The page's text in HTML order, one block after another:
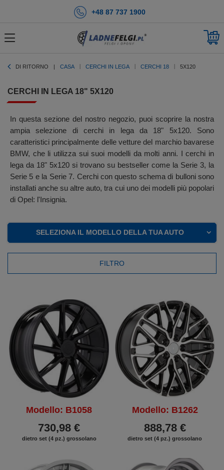
+48 87 737 1900
DI RITORNO CASA CERCHI IN LEGA CERCHI 18 5X120
CERCHI IN LEGA 18" 5X120
In questa sezione del nostro negozio, puoi scoprire la nostra
ampia selezione di cerchi in lega da 18" 5x120. Sono
caratteristici principalmente delle vetture del marchio bavarese
BMW, che li utilizza sui suoi modelli da molti anni. I cerchi in
lega da 18" 5x120 si trovano su bestseller come la Serie 3, la
Serie 5 e la Serie 7. Cerchi con questo schema di bulloni sono
installati anche su altre auto, tra cui uno dei modelli più popolari
di Opel: l'Insignia.
SELEZIONA IL MODELLO DELLA TUA AUTO
FILTRO
Modello: B1058
730,98 €
dietro set (4 pz.) grossolano
Modello: B1262
888,78 €
dietro set (4 pz.) grossolano